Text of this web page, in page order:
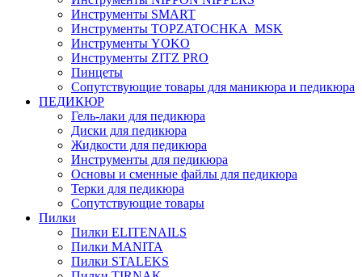
Инструменты SMART
Инструменты TOPZATOCHKA_MSK
Инструменты YOKO
Инструменты ZITZ PRO
Пинцеты
Сопутствующие товары для маникюра и педикюра
ПЕДИКЮР
Гель-лаки для педикюра
Диски для педикюра
Жидкости для педикюра
Инструменты для педикюра
Основы и сменные файлы для педикюра
Терки для педикюра
Сопутствующие товары
Пилки
Пилки ELITENAILS
Пилки MANITA
Пилки STALEKS